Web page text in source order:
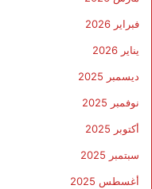
فبراير 2026
يناير 2026
ديسمبر 2025
نوفمبر 2025
أكتوبر 2025
سبتمبر 2025
أغسطس 2025